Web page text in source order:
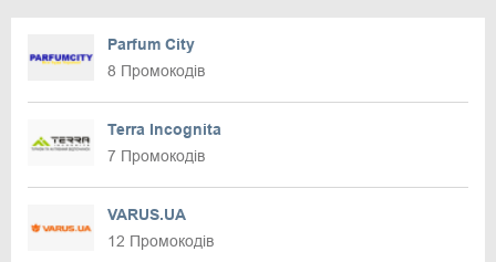
Parfum City
8 Промокодів
Terra Incognita
7 Промокодів
VARUS.UA
12 Промокодів